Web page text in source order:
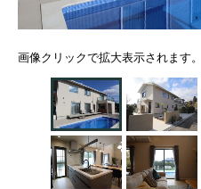
画像クリックで拡大表示されます。